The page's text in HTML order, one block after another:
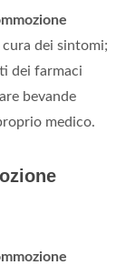
cura dei sintomi;
dei farmaci
bevande
medico.